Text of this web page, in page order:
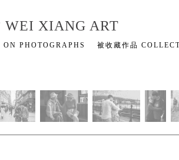
WEI XIANG ART
PHOTOGRAPHS 被收藏作品